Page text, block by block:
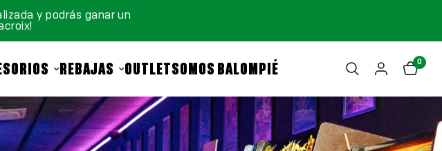
y podrás ganar un
REBAJAS OUTLETSOMOS BALOMPIÉ 0